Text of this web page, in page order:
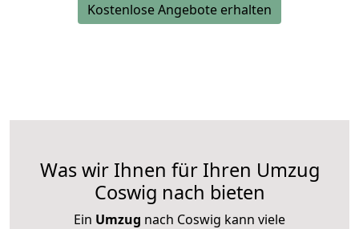
Kostenlose Angebote erhalten
Was wir Ihnen für Ihren Umzug
Coswig nach bieten
Ein Umzug nach Coswig kann viele